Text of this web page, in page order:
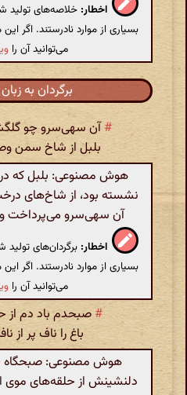
اخطار: خلاصه‌های
بسیاری از موارد نادرستند. اگر
می‌توانید آن را
برگردان به
#آن سهی‌سرو چو
بلبل از شاخ سمن
هوش مصنوعی: بلبل که در
نشسته بود، از شاخ‌های
آن سهی‌سرو می‌پرداخت
اخطار: برگردان‌های
بسیاری از موارد نادرستند. اگر
می‌توانید آن را
# صبحدم باد دم از
باغ را ناف پر از
هوش مصنوعی: صبحگاه
دلنشینش از حلقه‌های موی